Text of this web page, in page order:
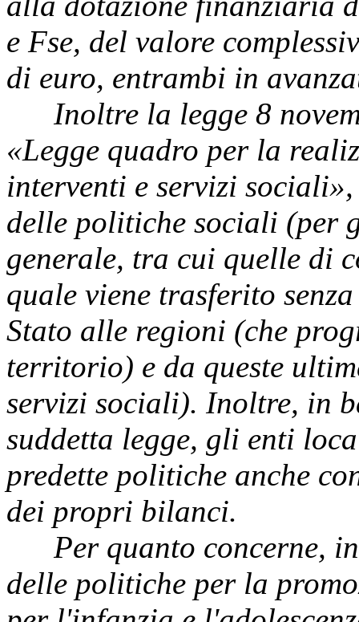
e Fse, del valore
di euro, entrambi in
Inoltre la legge 8
«Legge quadro per la
interventi e servizi
delle politiche sociali (per
generale, tra cui quelle di
quale viene trasferito
Stato alle regioni (che
territorio) e da queste
servizi sociali). Inoltre, in
suddetta legge, gli enti
predette politiche anche
dei propri bilanci.
Per quanto concerne,
delle politiche per la